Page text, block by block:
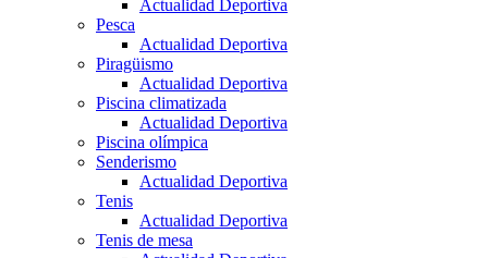
Actualidad Deportiva
Pesca
Actualidad Deportiva
Piragüismo
Actualidad Deportiva
Piscina climatizada
Actualidad Deportiva
Piscina olímpica
Senderismo
Actualidad Deportiva
Tenis
Actualidad Deportiva
Tenis de mesa